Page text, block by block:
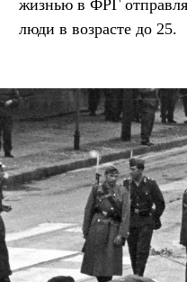
жизнью в ФРГ
люди в возрасте до 25.